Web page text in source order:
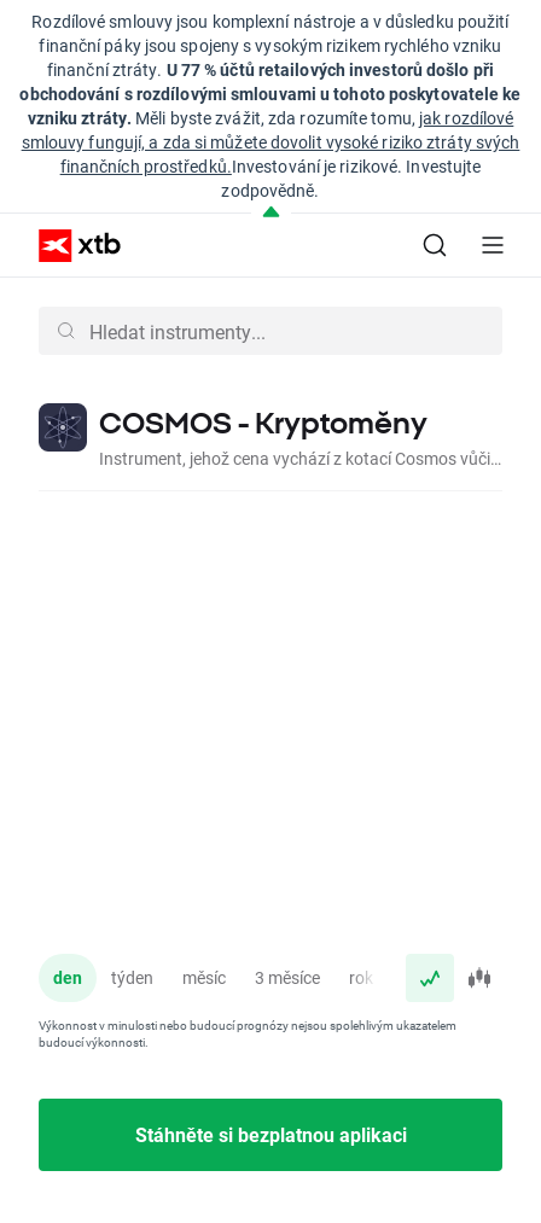
Rozdílové smlouvy jsou komplexní nástroje a v důsledku použití
finanční páky jsou spojeny s vysokým rizikem rychlého vzniku
finanční ztráty. U 77 % účtů retailových investorů došlo při
obchodování s rozdílovými smlouvami u tohoto poskytovatele ke
vzniku ztráty. Měli byste zvážit, zda rozumíte tomu, jak rozdílové
smlouvy fungují, a zda si můžete dovolit vysoké riziko ztráty svých
finančních prostředků.Investování je rizikové. Investujte
zodpovědně.
COSMOS - Kryptoměny
Instrument, jehož cena vychází z kotací Cosmos vůči americkému dolaru na mezibankovním trhu
den týden měsíc 3 měsíce rok
Výkonnost v minulosti nebo budoucí prognózy nejsou spolehlivým ukazatelem
budoucí výkonnosti.
Stáhněte si bezplatnou aplikaci